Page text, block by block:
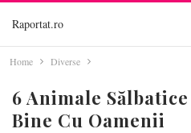
Raportat.ro
Home Diverse
6 Animale
Bine Cu Oamenii